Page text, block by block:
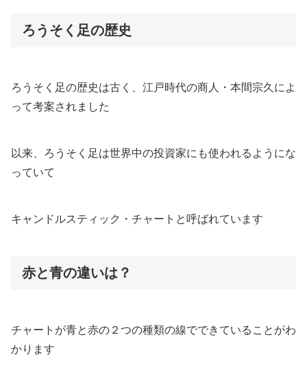
ろうそく足の歴史
ろうそく足の歴史は古く、江戸時代の商人・本間宗久によ
って考案されました
以来、ろうそく足は世界中の投資家にも使われるようにな
っていて
キャンドルスティック・チャートと呼ばれています
赤と青の違いは？
チャートが青と赤の２つの種類の線でできていることがわ
かります